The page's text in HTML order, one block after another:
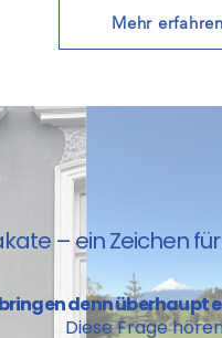
Mehr erfahren
denn überhaupt
Diese Frage
– ein Zeichen